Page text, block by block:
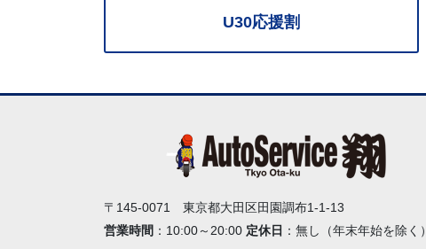
U30応援割
〒145-0071 東京都大田区田園調布1-1-13
営業時間 ：10:00～20:00 定休日 ：無し（年末年始を除く）